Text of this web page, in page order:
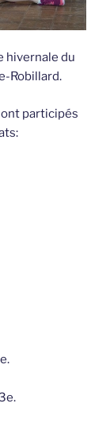
hivernale du
Robillard.
participés